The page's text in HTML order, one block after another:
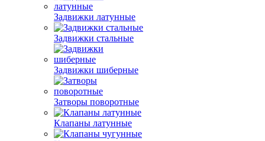
Задвижки латунные
Задвижки стальные
Задвижки шиберные
Затворы поворотные
Клапаны латунные